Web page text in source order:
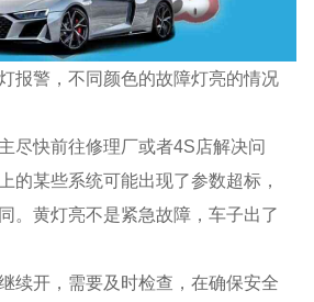
报警，不同颜色的故障灯亮的情况
尽快前往修理厂或者4S店解决问
的某些系统可能出现了参数超标，
。黄灯亮不是紧急故障，车子出了
续开，需要及时检查，在确保安全